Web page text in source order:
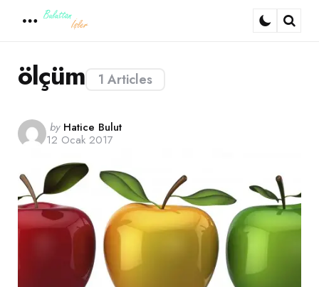
1 Articles
ölçüm
Posted
by
by Hatice Bulut
12 Ocak 2017